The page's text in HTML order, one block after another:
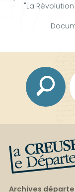
"La
La Creuse, le
Archives